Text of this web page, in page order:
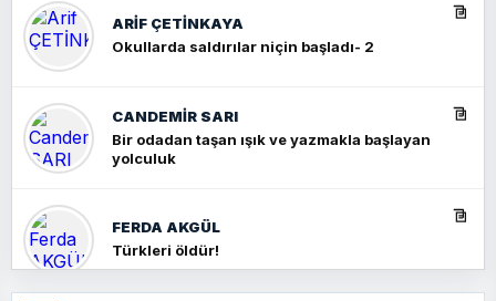
ARIF ÇETİNKAYA
Okullarda saldırılar niçin başladı- 2
CANDEMIR SARI
Bir odadan taşan ışık ve yazmakla başlayan
yolculuk
FERDA AKGÜL
Türkleri öldür!